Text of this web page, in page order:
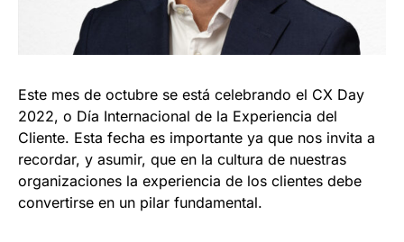
Este mes de octubre se está celebrando el CX Day
2022, o Día Internacional de la Experiencia del
Cliente. Esta fecha es importante ya que nos invita a
recordar, y asumir, que en la cultura de nuestras
organizaciones la experiencia de los clientes debe
convertirse en un pilar fundamental.